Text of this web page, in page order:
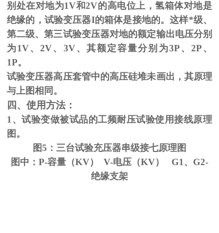
别处在对地为1V和2V的高电位上，氢箱体对地是
绝缘的，试验变压器I的箱体是接地的。这样*级、
第二级、第三试验变压器对地的额定输出电压分别
为1V、2V、3V、其额定容量分别为3P、2P、
1P。
试验变压器高压套管中的高压硅堆未画出，其原理
与上图相同。
四、使用方法：
1、试验变做被试品的工频耐压试验使用接线原理
图。
图5：三台试验充压器串级接七原理图
图中：P-容量（KV） V-电压（KV） G1、G2-
绝缘支架